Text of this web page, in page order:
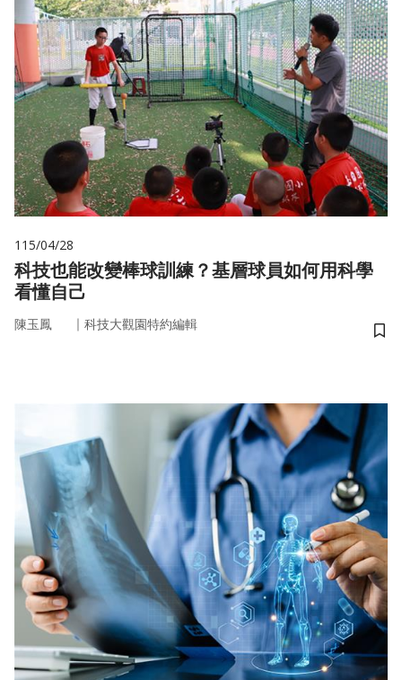
115/04/28
科技也能改變棒球訓練？基層球員如何用科學
看懂自己
陳玉鳳 ｜ 科技大觀園特約編輯
儲